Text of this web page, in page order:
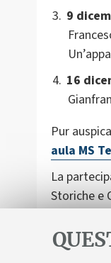
9
16
Pur
aula MS
La
Storiche e